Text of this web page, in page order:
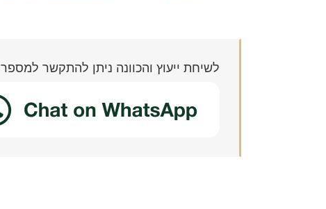
לשיחת ייעוץ והכוונה ניתן להתקשר למספר 054-8119359